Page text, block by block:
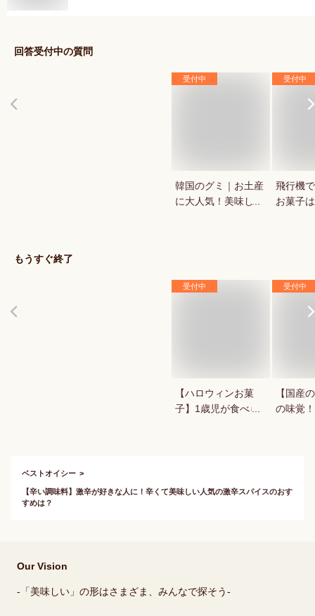
回答受付中の質問
受付中
韓国のグミ｜お土産
に大人気！美味しい
受付中
飛行機
お菓子
もうすぐ終了
受付中
【ハロウィンお菓
子】1歳児が食べら
受付中
【国産
の味覚
ベストオイシー
【辛い調味料】激辛が好きな人に！辛くて美味しい人気の激辛スパイスのおす
すめは？
Our Vision
-「美味しい」の形はさまざま、みんなで探そう-